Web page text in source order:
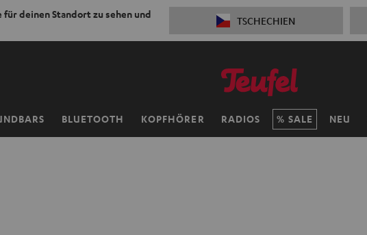
für deinen Standort zu sehen und
TSCHECHIEN
BLUETOOTH KOPFHÖRER RADIOS SALE NEU